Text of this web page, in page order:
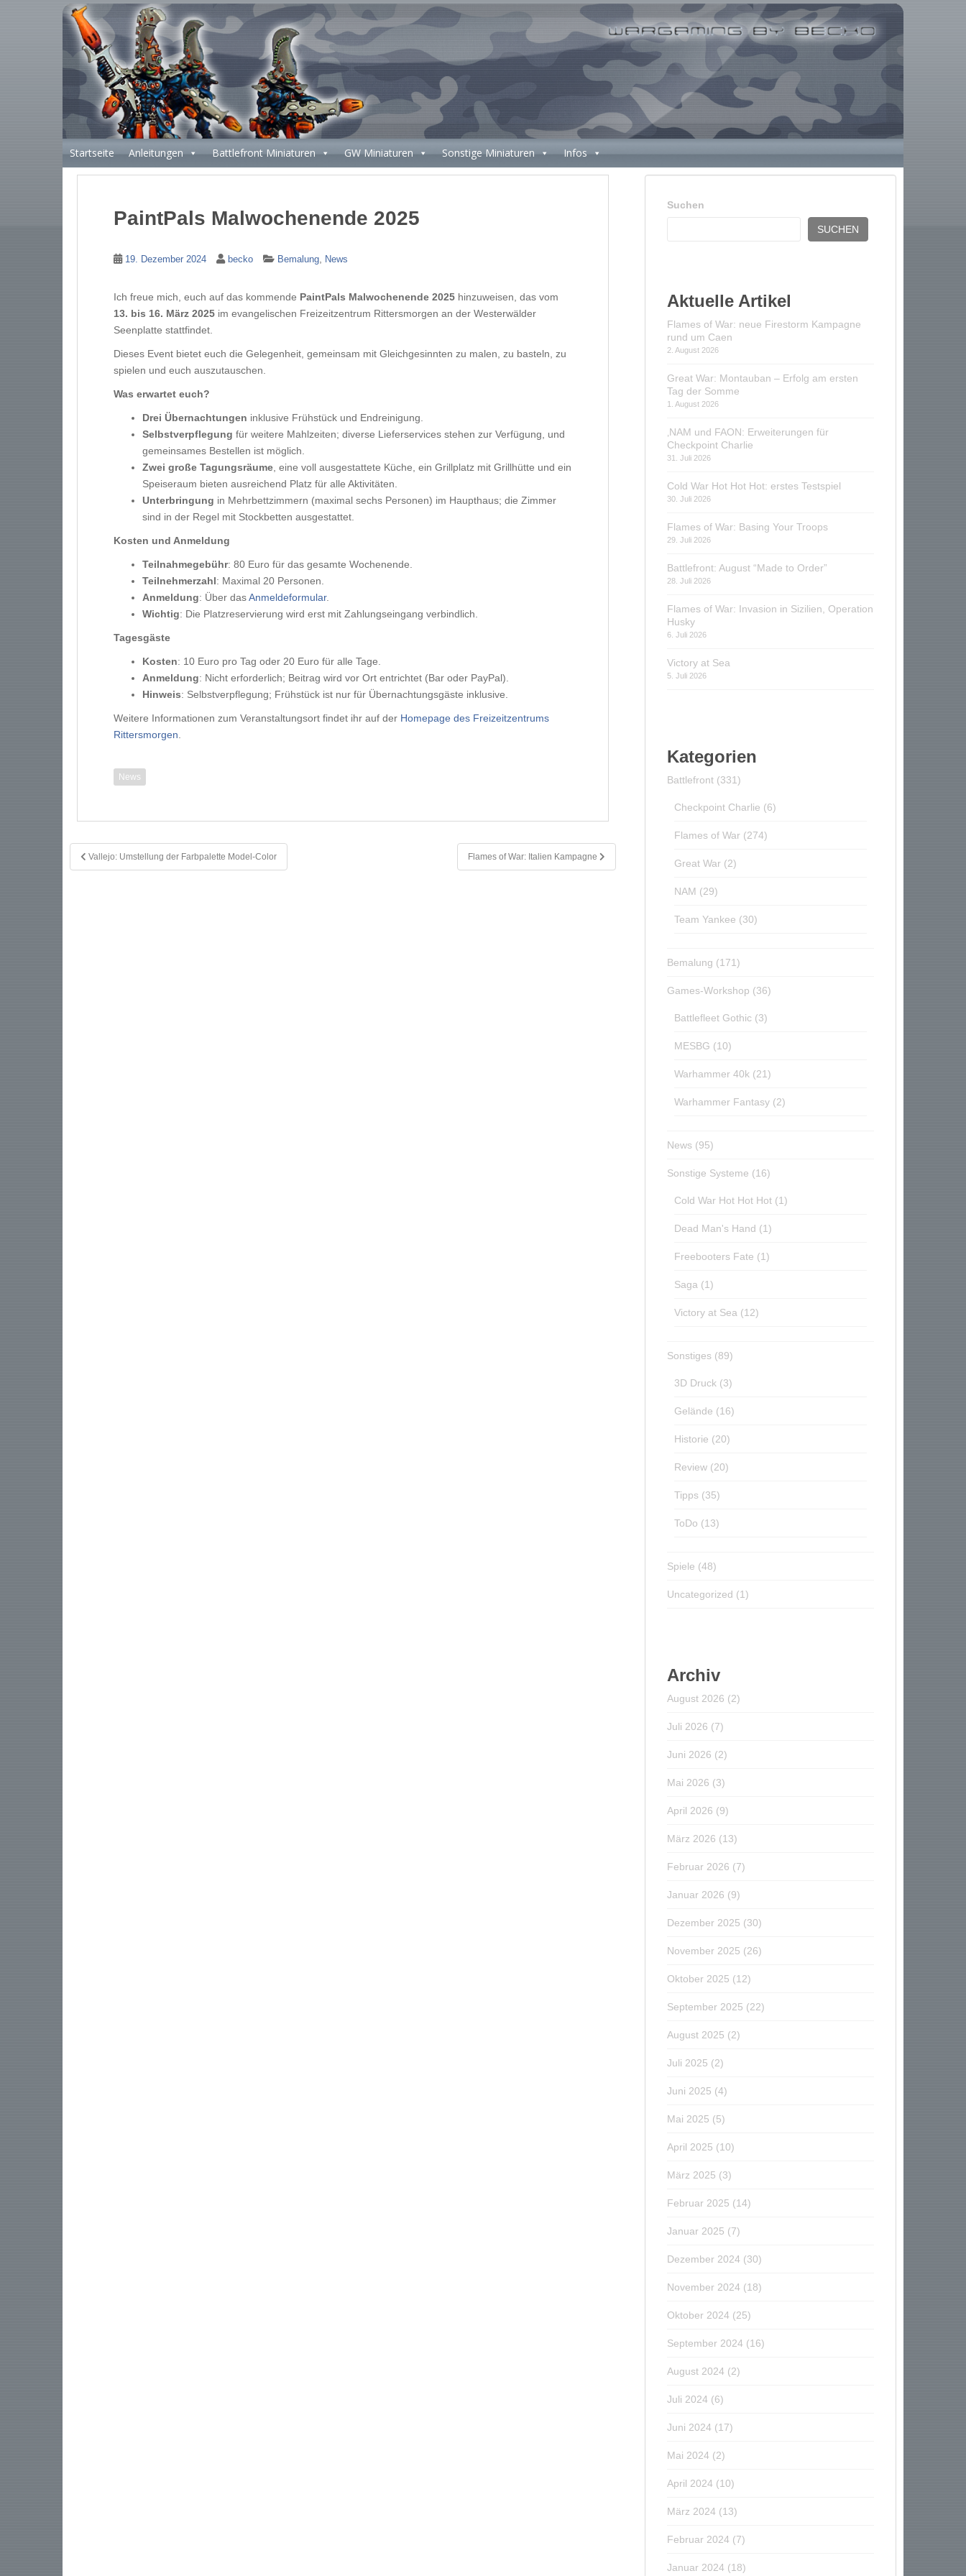
Startseite Anleitungen Battlefront Miniaturen GW Miniaturen Sonstige Miniaturen Infos
PaintPals Malwochenende 2025
19. Dezember 2024 becko Bemalung, News
Ich freue mich, euch auf das kommende PaintPals Malwochenende 2025 hinzuweisen, das vom
13. bis 16. März 2025 im evangelischen Freizeitzentrum Rittersmorgen an der Westerwälder
Seenplatte stattfindet.
Dieses Event bietet euch die Gelegenheit, gemeinsam mit Gleichgesinnten zu malen, zu basteln, zu
spielen und euch auszutauschen.
Was erwartet euch?
Drei Übernachtungen inklusive Frühstück und Endreinigung.
Selbstverpflegung für weitere Mahlzeiten; diverse Lieferservices stehen zur Verfügung, und
gemeinsames Bestellen ist möglich.
Zwei große Tagungsräume, eine voll ausgestattete Küche, ein Grillplatz mit Grillhütte und ein
Speiseraum bieten ausreichend Platz für alle Aktivitäten.
Unterbringung in Mehrbettzimmern (maximal sechs Personen) im Haupthaus; die Zimmer
sind in der Regel mit Stockbetten ausgestattet.
Kosten und Anmeldung
Teilnahmegebühr: 80 Euro für das gesamte Wochenende.
Teilnehmerzahl: Maximal 20 Personen.
Anmeldung: Über dasAnmeldeformular.
Wichtig: Die Platzreservierung wird erst mit Zahlungseingang verbindlich.
Tagesgäste
Kosten: 10 Euro pro Tag oder 20 Euro für alle Tage.
Anmeldung: Nicht erforderlich; Beitrag wird vor Ort entrichtet (Bar oder PayPal).
Hinweis: Selbstverpflegung; Frühstück ist nur für Übernachtungsgäste inklusive.
Weitere Informationen zum Veranstaltungsort findet ihr auf der Homepage des Freizeitzentrums
Rittersmorgen.
News
Beitragsnavigation
Vallejo: Umstellung der Farbpalette Model-Color Flames of War: Italien Kampagne
Suchen
SUCHEN
Aktuelle Artikel
Flames of War: neue Firestorm Kampagne
rund um Caen
2. August 2026
Great War: Montauban – Erfolg am ersten
Tag der Somme
1. August 2026
‚NAM und FAON: Erweiterungen für
Checkpoint Charlie
31. Juli 2026
Cold War Hot Hot Hot: erstes Testspiel
30. Juli 2026
Flames of War: Basing Your Troops
29. Juli 2026
Battlefront: August “Made to Order”
28. Juli 2026
Flames of War: Invasion in Sizilien, Operation
Husky
6. Juli 2026
Victory at Sea
5. Juli 2026
Kategorien
Battlefront (331)
Checkpoint Charlie (6)
Flames of War (274)
Great War (2)
NAM (29)
Team Yankee (30)
Bemalung (171)
Games-Workshop (36)
Battlefleet Gothic (3)
MESBG (10)
Warhammer 40k (21)
Warhammer Fantasy (2)
News (95)
Sonstige Systeme (16)
Cold War Hot Hot Hot (1)
Dead Man's Hand (1)
Freebooters Fate (1)
Saga (1)
Victory at Sea (12)
Sonstiges (89)
3D Druck (3)
Gelände (16)
Historie (20)
Review (20)
Tipps (35)
ToDo (13)
Spiele (48)
Uncategorized (1)
Archiv
August 2026 (2)
Juli 2026 (7)
Juni 2026 (2)
Mai 2026 (3)
April 2026 (9)
März 2026 (13)
Februar 2026 (7)
Januar 2026 (9)
Dezember 2025 (30)
November 2025 (26)
Oktober 2025 (12)
September 2025 (22)
August 2025 (2)
Juli 2025 (2)
Juni 2025 (4)
Mai 2025 (5)
April 2025 (10)
März 2025 (3)
Februar 2025 (14)
Januar 2025 (7)
Dezember 2024 (30)
November 2024 (18)
Oktober 2024 (25)
September 2024 (16)
August 2024 (2)
Juli 2024 (6)
Juni 2024 (17)
Mai 2024 (2)
April 2024 (10)
März 2024 (13)
Februar 2024 (7)
Januar 2024 (18)